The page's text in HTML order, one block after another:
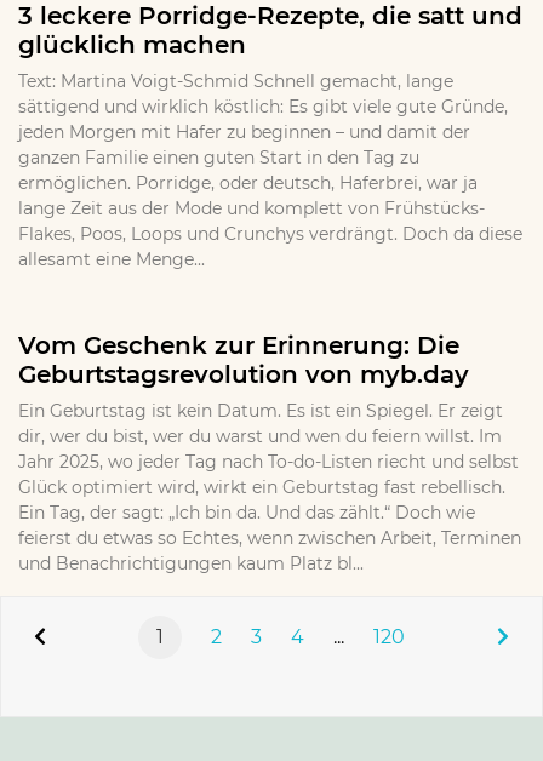
3 leckere Porridge-Rezepte, die satt und
glücklich machen
Text: Martina Voigt-Schmid Schnell gemacht, lange
sättigend und wirklich köstlich: Es gibt viele gute Gründe,
jeden Morgen mit Hafer zu beginnen – und damit der
ganzen Familie einen guten Start in den Tag zu
ermöglichen. Porridge, oder deutsch, Haferbrei, war ja
lange Zeit aus der Mode und komplett von Frühstücks-
Flakes, Poos, Loops und Crunchys verdrängt. Doch da diese
allesamt eine Menge...
Vom Geschenk zur Erinnerung: Die
Geburtstagsrevolution von myb.day
Ein Geburtstag ist kein Datum. Es ist ein Spiegel. Er zeigt
dir, wer du bist, wer du warst und wen du feiern willst. Im
Jahr 2025, wo jeder Tag nach To-do-Listen riecht und selbst
Glück optimiert wird, wirkt ein Geburtstag fast rebellisch.
Ein Tag, der sagt: „Ich bin da. Und das zählt.“ Doch wie
feierst du etwas so Echtes, wenn zwischen Arbeit, Terminen
und Benachrichtigungen kaum Platz bl...
1 2 3 4 ... 120